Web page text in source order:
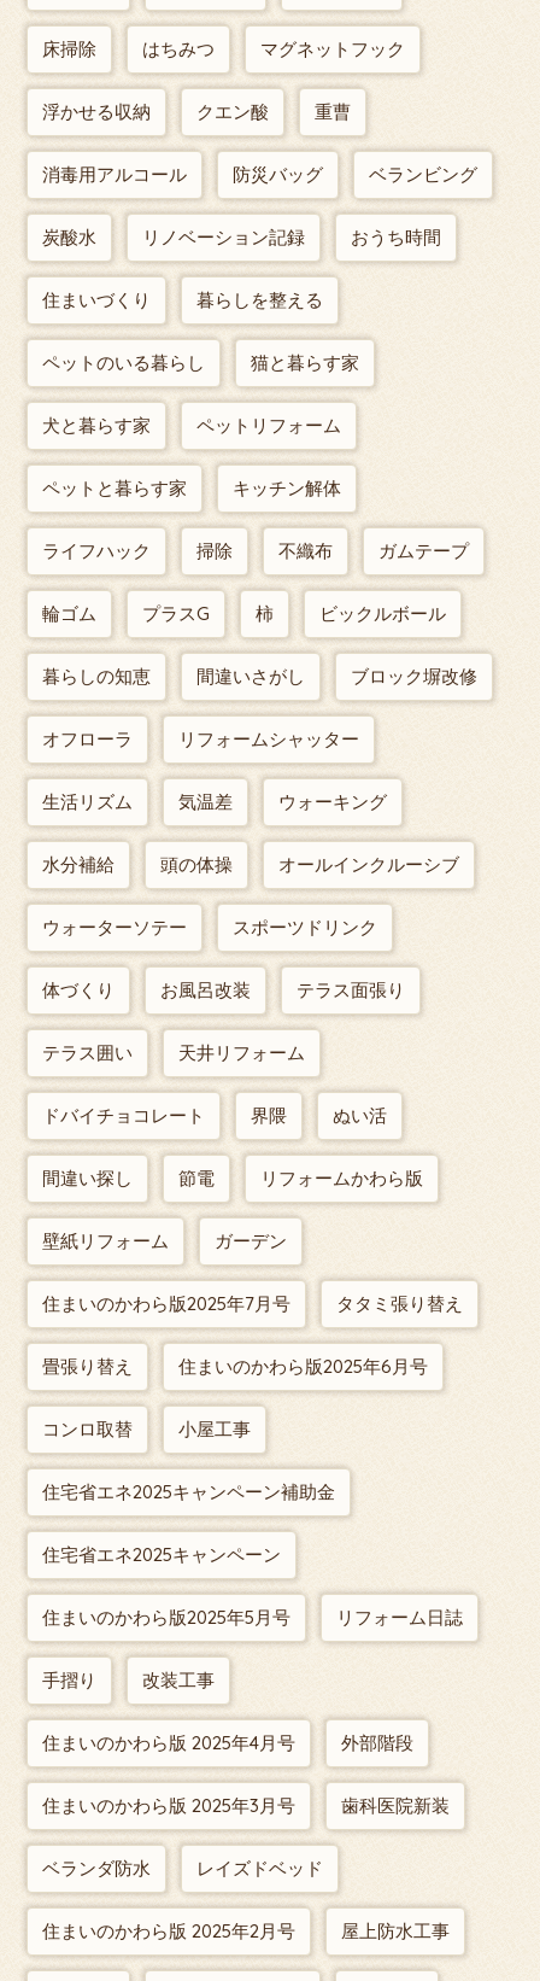
床掃除 はちみつ マグネットフック
浮かせる収納 クエン酸 重曹
消毒用アルコール 防災バッグ ベランビング
炭酸水 リノベーション記録 おうち時間
住まいづくり 暮らしを整える
ペットのいる暮らし 猫と暮らす家
犬と暮らす家 ペットリフォーム
ペットと暮らす家 キッチン解体
ライフハック 掃除 不織布 ガムテープ
輪ゴム プラスG 柿 ビックルボール
暮らしの知恵 間違いさがし ブロック塀改修
オフローラ リフォームシャッター
生活リズム 気温差 ウォーキング
水分補給 頭の体操 オールインクルーシブ
ウォーターソテー スポーツドリンク
体づくり お風呂改装 テラス面張り
テラス囲い 天井リフォーム
ドバイチョコレート 界隈 ぬい活
間違い探し 節電 リフォームかわら版
壁紙リフォーム ガーデン
住まいのかわら版2025年7月号 タタミ張り替え
畳張り替え 住まいのかわら版2025年6月号
コンロ取替 小屋工事
住宅省エネ2025キャンペーン補助金
住宅省エネ2025キャンペーン
住まいのかわら版2025年5月号 リフォーム日誌
手摺り 改装工事
住まいのかわら版 2025年4月号 外部階段
住まいのかわら版 2025年3月号 歯科医院新装
ベランダ防水 レイズドベッド
住まいのかわら版 2025年2月号 屋上防水工事